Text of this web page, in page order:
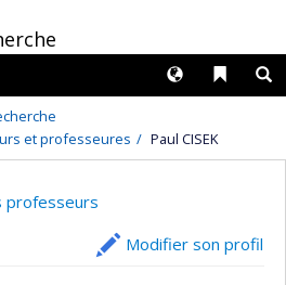
Liens
Langues
et professeures
Paul CISEK
professeurs
Modifier son profil